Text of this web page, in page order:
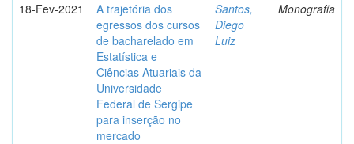
18-Fev-2021
A trajetória dos
egressos dos cursos
de bacharelado em
Estatística e
Ciências Atuariais da
Universidade
Federal de Sergipe
para inserção no
mercado
Santos,
Diego
Luiz
Monografia